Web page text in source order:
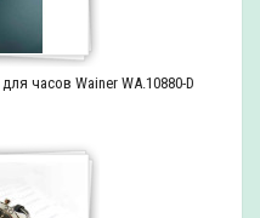
часов Wainer WA.10880-D